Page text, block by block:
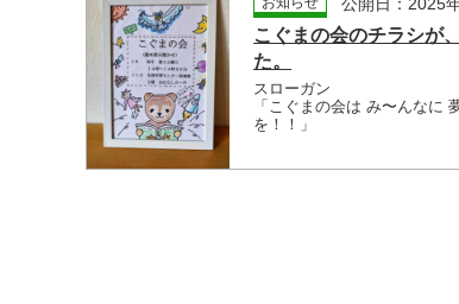
こぐまの会のチラシが
た。
スローガン
「こぐまの会は み〜んなに
を！！」